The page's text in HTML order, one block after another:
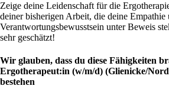
Zeige deine Leidenschaft für die
deiner bisherigen Arbeit, die deine Empathie
Verantwortungsbewusstsein unter Beweis
sehr geschätzt!
Wir glauben, dass du diese Fähigkeiten
Ergotherapeut:in (w/m/d) (Glienicke/
bestehen